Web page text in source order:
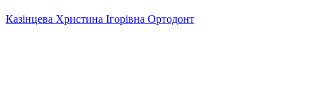
Казінцева Христина Ігорівна Ортодонт